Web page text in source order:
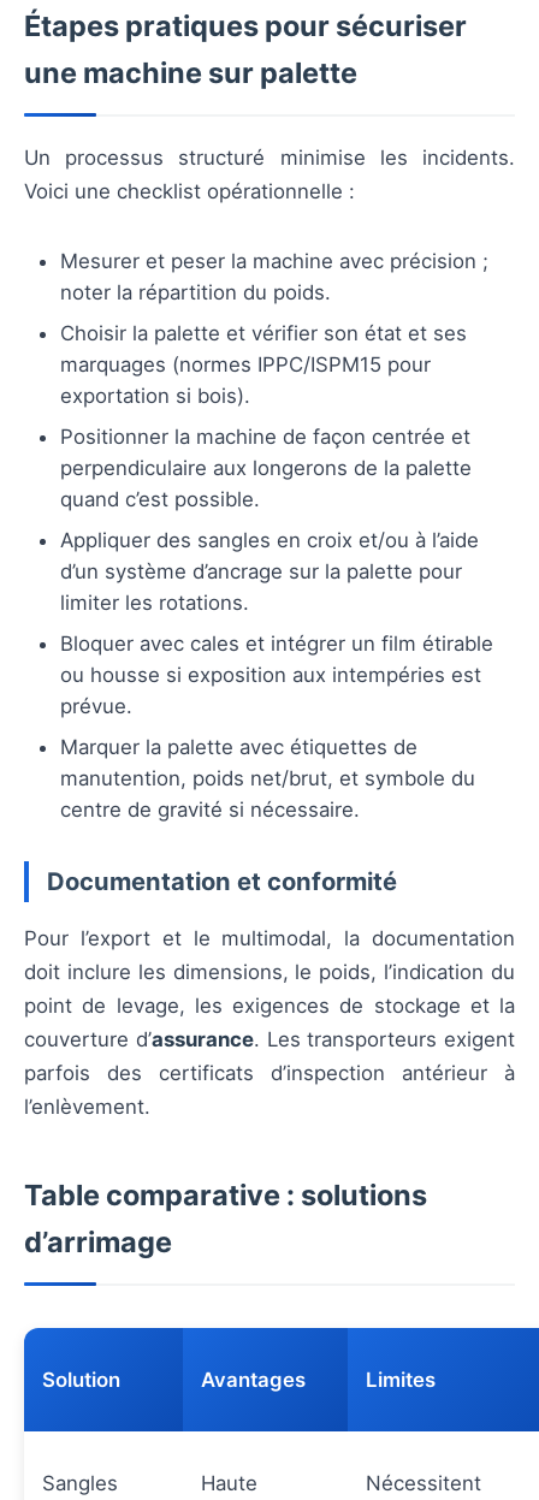
Étapes pratiques pour sécuriser
une machine sur palette
Un processus structuré minimise les incidents.
Voici une checklist opérationnelle :
Mesurer et peser la machine avec précision ;
noter la répartition du poids.
Choisir la palette et vérifier son état et ses
marquages (normes IPPC/ISPM15 pour
exportation si bois).
Positionner la machine de façon centrée et
perpendiculaire aux longerons de la palette
quand c’est possible.
Appliquer des sangles en croix et/ou à l’aide
d’un système d’ancrage sur la palette pour
limiter les rotations.
Bloquer avec cales et intégrer un film étirable
ou housse si exposition aux intempéries est
prévue.
Marquer la palette avec étiquettes de
manutention, poids net/brut, et symbole du
centre de gravité si nécessaire.
Documentation et conformité
Pour l’export et le multimodal, la documentation
doit inclure les dimensions, le poids, l’indication du
point de levage, les exigences de stockage et la
couverture d’assurance. Les transporteurs exigent
parfois des certificats d’inspection antérieur à
l’enlèvement.
Table comparative : solutions
d’arrimage
Solution Avantages Limites
Sangles Haute Nécessitent